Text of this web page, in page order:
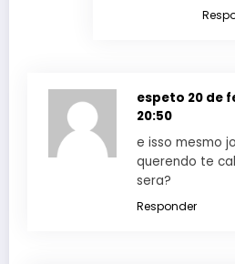
espeto 20 de
20:50
e isso mesmo
querendo te
sera?
Responder